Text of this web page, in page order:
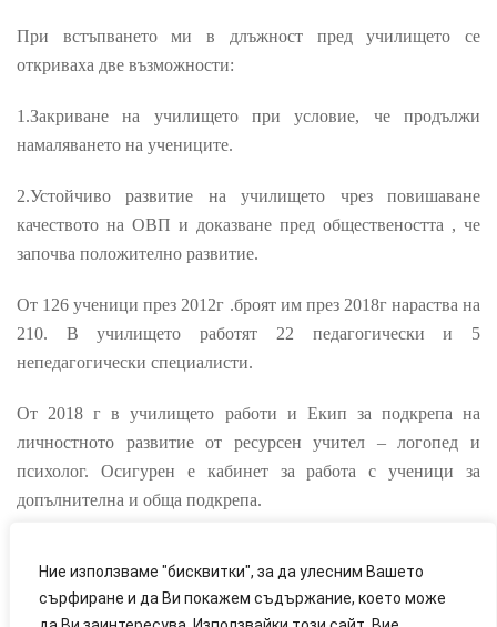
Ние използваме "бисквитки", за да улесним Вашето
сърфиране и да Ви покажем съдържание, което може
При встъпването ми в длъжност пред училището се
откриваха две възможности:
1.Закриване на училището при условие, че продължи
намаляването на учениците.
2.Устойчиво развитие на училището чрез повишаване
качеството на ОВП и доказване пред обществеността , че
започва положително развитие.
От 126 ученици през 2012г .броят им през 2018г нараства на
210. В училището работят 22 педагогически и 5
непедагогически специалисти.
От 2018 г в училището работи и Екип за подкрепа на
личностното развитие от ресурсен учител – логопед и
психолог. Осигурен е кабинет за работа с ученици за
допълнителна и обща подкрепа.